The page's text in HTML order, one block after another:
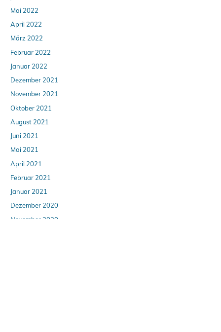
Mai 2022
April 2022
März 2022
Februar 2022
Januar 2022
Dezember 2021
November 2021
Oktober 2021
August 2021
Juni 2021
Mai 2021
April 2021
Februar 2021
Januar 2021
Dezember 2020
November 2020